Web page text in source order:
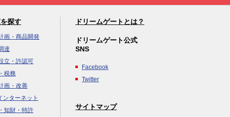
探す
画・商品開発
達
立・許認可
税務
画・改善
ンターネット
知財・特許
ドリームゲートとは？
ドリームゲート公式
SNS
Facebook
Twitter
サイトマップ